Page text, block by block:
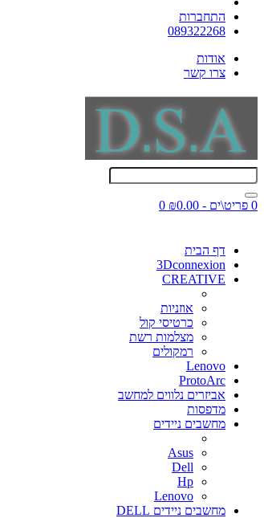
התחברות
089322268
אודות
צרו קשר
0 פריט\ים - ₪0.00 0
דף הבית
3Dconnexion
CREATIVE
אוזניות
כרטיסי קול
מצלמות רשת
רמקולים
Lenovo
ProtoArc
אביזרים נלווים למחשב
מדפסות
מחשבים ניידים
Asus
Dell
Hp
Lenovo
מחשבים ניידים DELL